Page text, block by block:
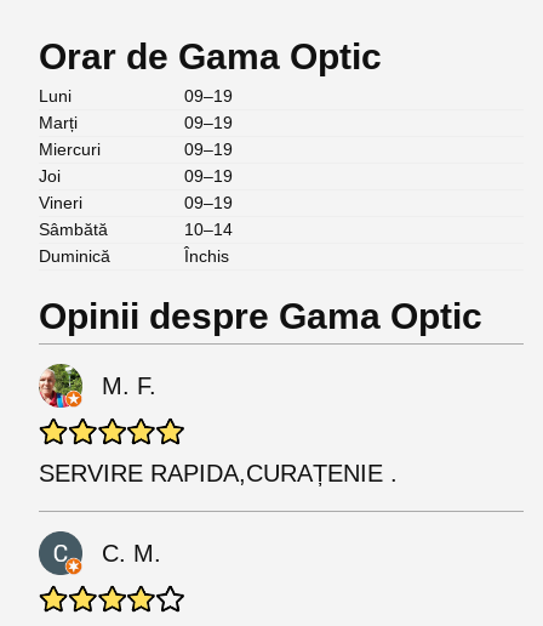
Orar de Gama Optic
Luni
09–19
Marți
09–19
Miercuri
09–19
Joi
09–19
Vineri
09–19
Sâmbătă
10–14
Duminică
Închis
Opinii despre Gama Optic
M. F.
SERVIRE RAPIDA,CURAȚENIE .
C. M.